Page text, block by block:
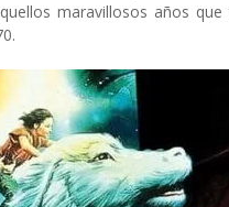
maravillosos años